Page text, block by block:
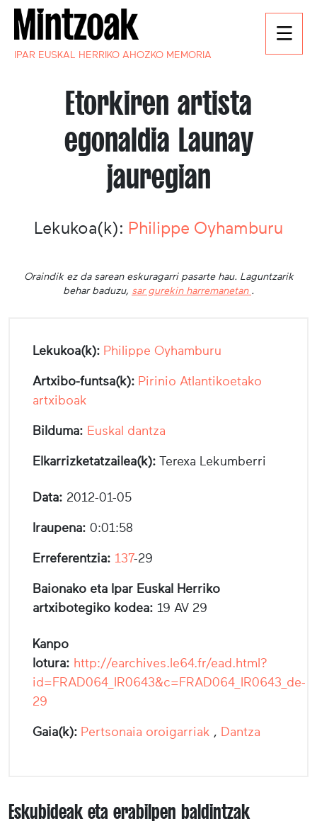
IPAR EUSKAL HERRIKO AHOZKO MEMORIA
Etorkiren artista
egonaldia Launay
jauregian
Lekukoa(k): Philippe Oyhamburu
Oraindik ez da sarean eskuragarri pasarte hau. Laguntzarik
behar baduzu, sar gurekin harremanetan .
Lekukoa(k): Philippe Oyhamburu
Artxibo-funtsa(k): Pirinio Atlantikoetako
artxiboak
Bilduma: Euskal dantza
Elkarrizketatzailea(k): Terexa Lekumberri
Data: 2012-01-05
Iraupena: 0:01:58
Erreferentzia: 137-29
Baionako eta Ipar Euskal Herriko
artxibotegiko kodea: 19 AV 29
Kanpo
lotura: http://earchives.le64.fr/ead.html?
id=FRAD064_IR0643&c=FRAD064_IR0643_de-
29
Gaia(k): Pertsonaia oroigarriak , Dantza
Eskubideak eta erabilpen baldintzak